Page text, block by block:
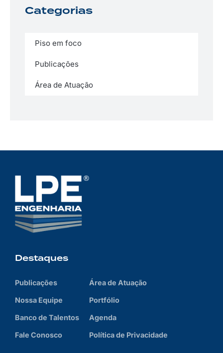
Categorias
Piso em foco
Publicações
Área de Atuação
Destaques
Publicações
Nossa Equipe
Banco de Talentos
Fale Conosco
Área de Atuação
Portfólio
Agenda
Política de Privacidade